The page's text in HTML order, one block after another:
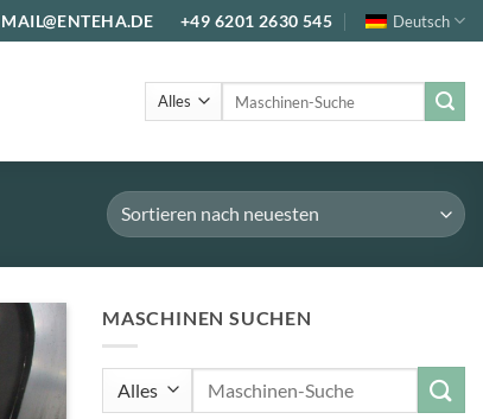
MAIL@ENTEHA.DE +49 6201 2630 545 Deutsch
MASCHINEN SUCHEN
Suche
nach: